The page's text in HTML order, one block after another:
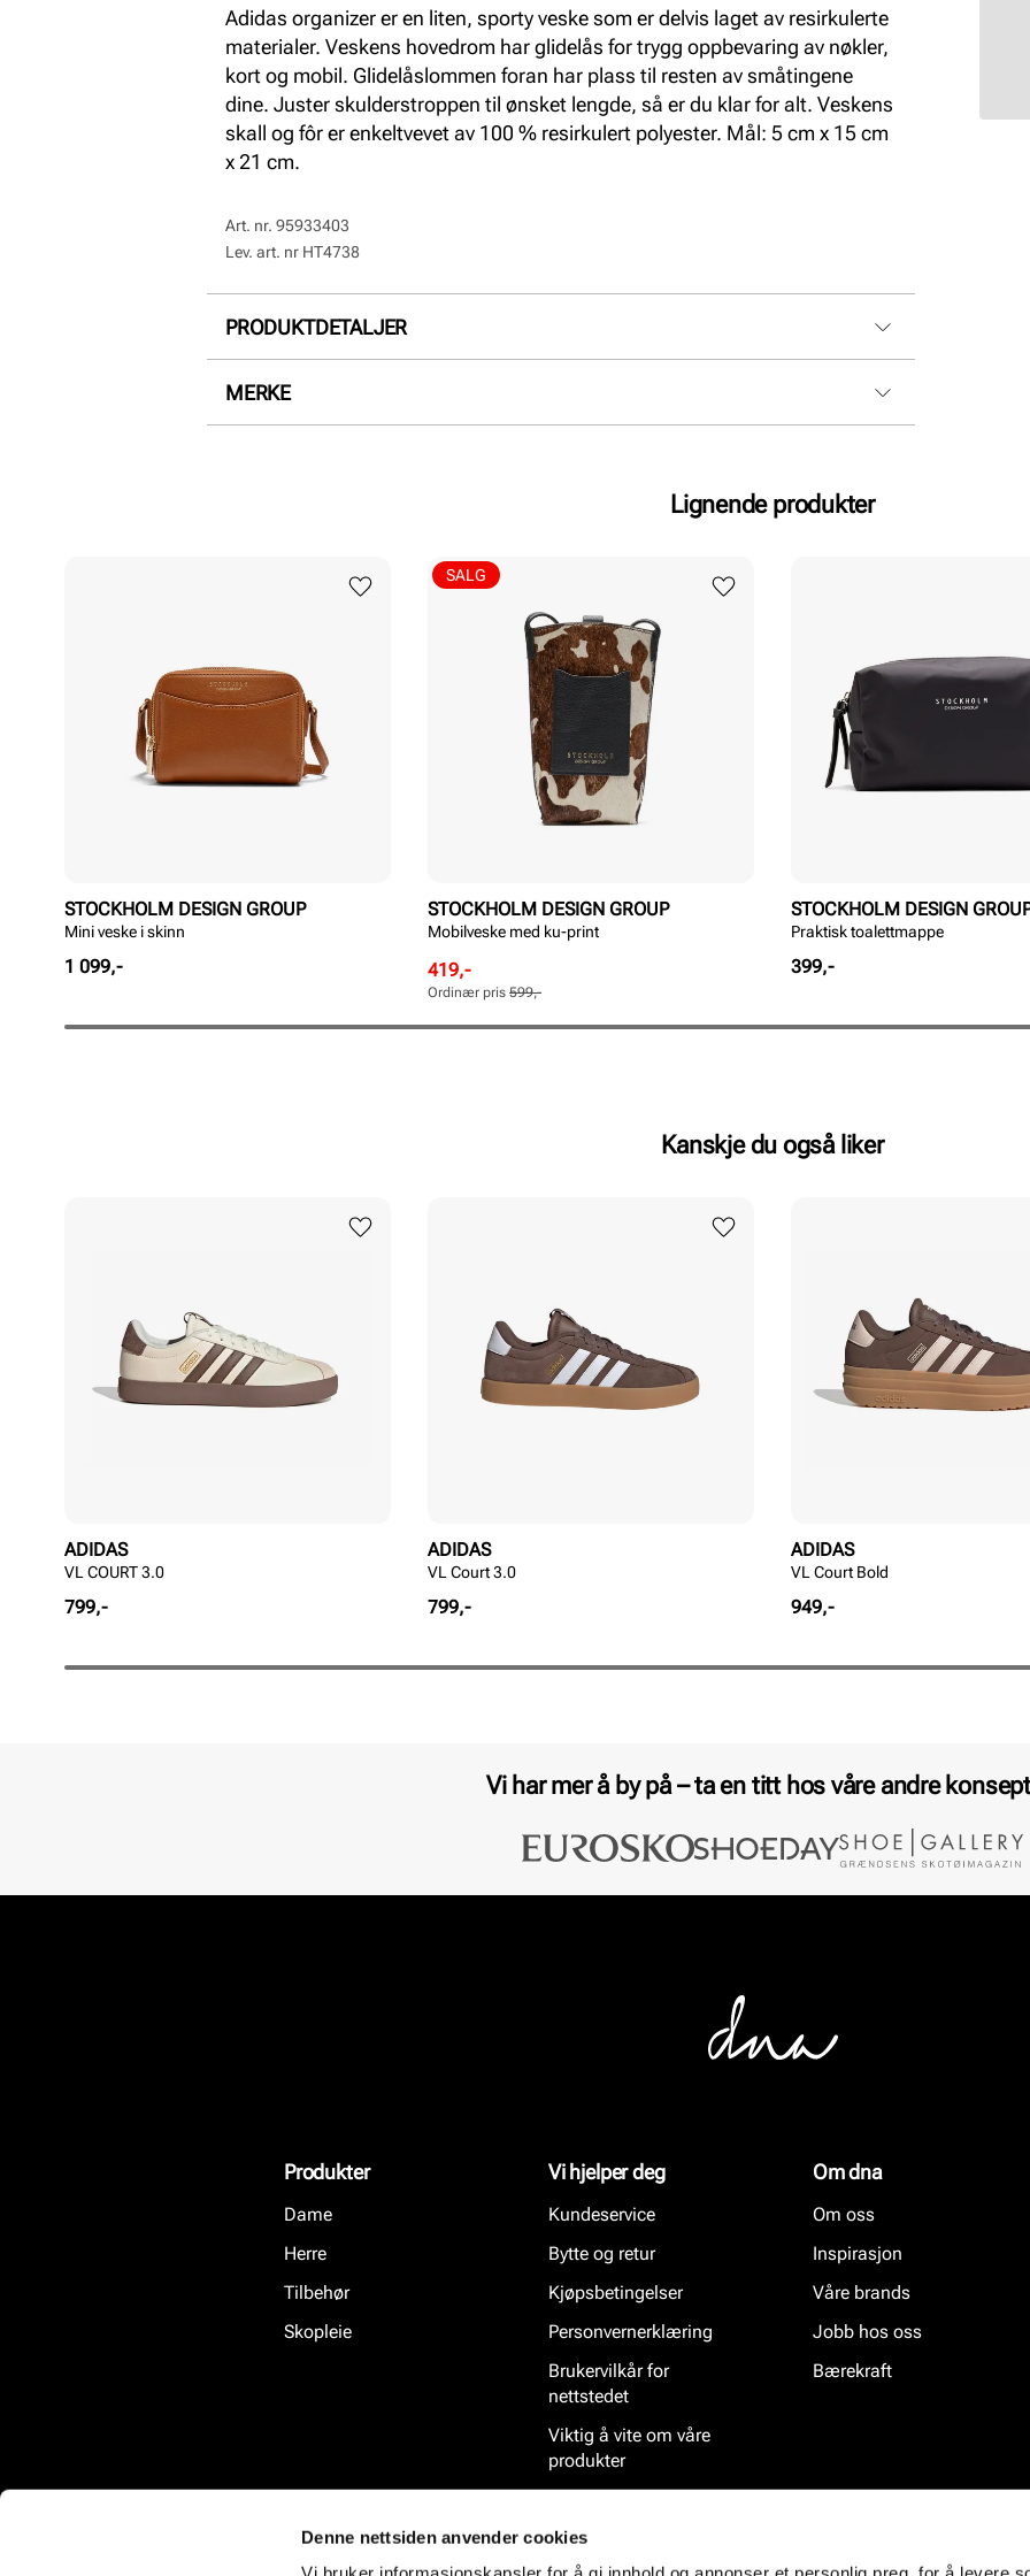
Denne nettsiden anvender cookies
Adidas organizer er en liten, sporty veske som er delvis laget av resirkulerte
materialer. Veskens hovedrom har glidelås for trygg oppbevaring av nøkler,
kort og mobil. Glidelåslommen foran har plass til resten av småtingene
dine. Juster skulderstroppen til ønsket lengde, så er du klar for alt. Veskens
skall og fôr er enkeltvevet av 100 % resirkulert polyester. Mål: 5 cm x 15 cm
x 21 cm.
Art. nr. 95933403
Lev. art. nr HT4738
PRODUKTDETALJER
Overdel:
MERKE
Lignende produkter
STOCKHOLM DESIGN GROUP
Mini veske i skinn
Pris
1 099,-
STOCKHOLM DESIGN GROUP
Mobilveske med ku-print
Rabattert
pris
Pris
419,-
Ordinær
pris
Pris
Ordinær pris 599,-
SALG
STOCKHOLM DESIGN
Praktisk toalettmappe
Pris
399,-
Kanskje du også liker
ADIDAS
VL COURT 3.0
Pris
799,-
ADIDAS
VL Court 3.0
Pris
799,-
ADIDAS
VL Court Bold
Pris
949,-
Vi har mer å by på – ta en titt hos våre andre
Produkter
Dame
Herre
Tilbehør
Skopleie
Vi hjelper deg
Kundeservice
Bytte og retur
Kjøpsbetingelser
Personvernerklæring
Brukervilkår for
nettstedet
Viktig å vite om våre
produkter
Om dna
Om oss
Inspirasjon
Våre brands
Jobb hos oss
Bærekraft